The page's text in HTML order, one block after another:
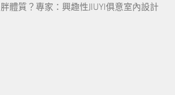
體質？專家：興趣性JIUYI俱意室內設計